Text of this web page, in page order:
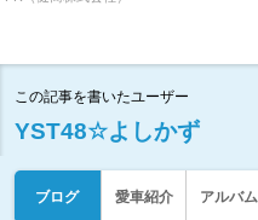
この記事を書いたユーザー
YST48☆よしかず
ブログ 愛車紹介 アルバム